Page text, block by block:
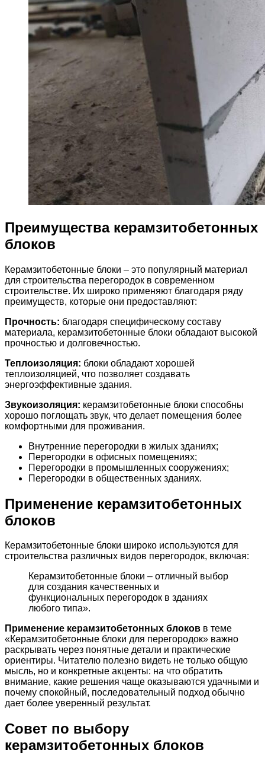
Преимущества керамзитобетонных
блоков
Керамзитобетонные блоки – это популярный материал
для строительства перегородок в современном
строительстве. Их широко применяют благодаря ряду
преимуществ, которые они предоставляют:
Прочность: благодаря специфическому составу
материала, керамзитобетонные блоки обладают высокой
прочностью и долговечностью.
Теплоизоляция: блоки обладают хорошей
теплоизоляцией, что позволяет создавать
энергоэффективные здания.
Звукоизоляция: керамзитобетонные блоки способны
хорошо поглощать звук, что делает помещения более
комфортными для проживания.
Внутренние перегородки в жилых зданиях;
Перегородки в офисных помещениях;
Перегородки в промышленных сооружениях;
Перегородки в общественных зданиях.
Применение керамзитобетонных
блоков
Керамзитобетонные блоки широко используются для
строительства различных видов перегородок, включая:
Керамзитобетонные блоки – отличный выбор
для создания качественных и
функциональных перегородок в зданиях
любого типа».
Применение керамзитобетонных блоков в теме
«Керамзитобетонные блоки для перегородок» важно
раскрывать через понятные детали и практические
ориентиры. Читателю полезно видеть не только общую
мысль, но и конкретные акценты: на что обратить
внимание, какие решения чаще оказываются удачными и
почему спокойный, последовательный подход обычно
дает более уверенный результат.
Совет по выбору
керамзитобетонных блоков